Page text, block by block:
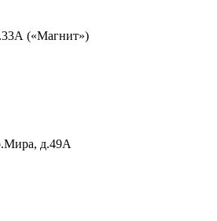
(«Магнит»)
д.49А